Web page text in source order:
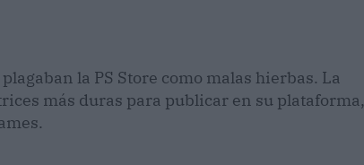
la PS Store como malas hierbas. La
más duras para publicar en su plataforma,